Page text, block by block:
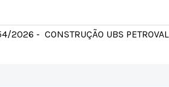
- CONSTRUÇÃO UBS